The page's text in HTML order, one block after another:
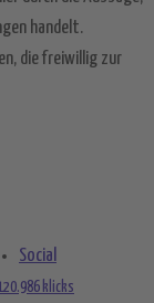
handelt.
die freiwillig zur
Social
klicks